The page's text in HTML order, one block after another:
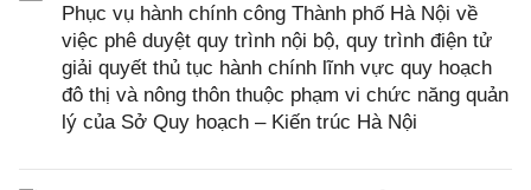
Phục vụ hành chính công Thành phố Hà Nội về
việc phê duyệt quy trình nội bộ, quy trình điện tử
giải quyết thủ tục hành chính lĩnh vực quy hoạch
đô thị và nông thôn thuộc phạm vi chức năng quản
lý của Sở Quy hoạch – Kiến trúc Hà Nội